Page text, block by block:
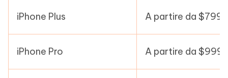
iPhone Plus A partire da $799
iPhone Pro A partire da $999